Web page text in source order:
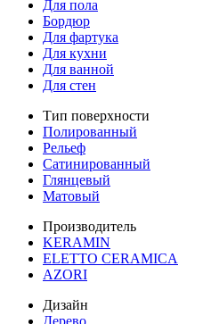
Для пола
Бордюр
Для фартука
Для кухни
Для ванной
Для стен
Тип поверхности
Полированный
Рельеф
Сатинированный
Глянцевый
Матовый
Производитель
KERAMIN
ELETTO CERAMICA
AZORI
Дизайн
Дерево